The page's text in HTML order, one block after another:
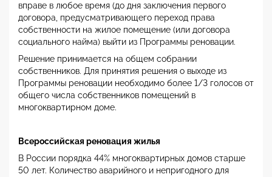
вправе в любое время (до дня заключения первого
договора, предусматривающего переход права
собственности на жилое помещение (или договора
социального найма) выйти из Программы реновации.
Решение принимается на общем собрании
собственников. Для принятия решения о выходе из
Программы реновации необходимо более 1/3 голосов от
общего числа собственников помещений в
многоквартирном доме.
Всероссийская реновация жилья
В России порядка 44% многоквартирных домов старше
50 лет. Количество аварийного и непригодного для